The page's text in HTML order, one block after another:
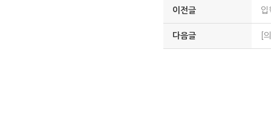
이전글 입
다음글 [